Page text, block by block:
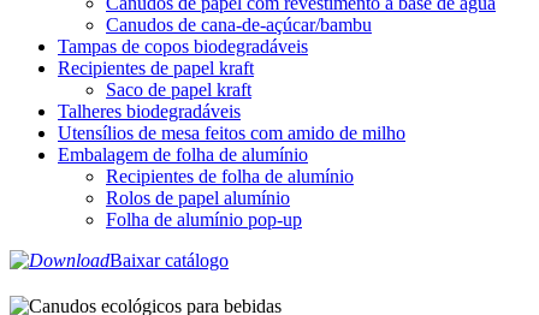
Canudos de cana-de-açúcar/bambu
Tampas de copos biodegradáveis
Recipientes de papel kraft
Saco de papel kraft
Talheres biodegradáveis
Utensílios de mesa feitos com amido de milho
Embalagem de folha de alumínio
Recipientes de folha de alumínio
Rolos de papel alumínio
Folha de alumínio pop-up
Baixar catálogo